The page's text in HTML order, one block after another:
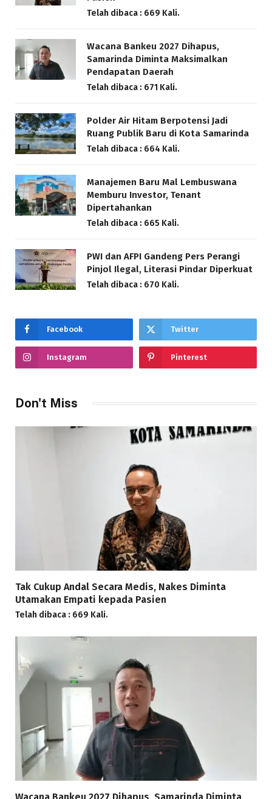
Telah dibaca : 669 Kali.
Wacana Bankeu 2027 Dihapus,
Samarinda Diminta Maksimalkan
Pendapatan Daerah
Telah dibaca : 671 Kali.
Polder Air Hitam Berpotensi Jadi
Ruang Publik Baru di Kota Samarinda
Telah dibaca : 664 Kali.
Manajemen Baru Mal Lembuswana
Memburu Investor, Tenant
Dipertahankan
Telah dibaca : 665 Kali.
PWI dan AFPI Gandeng Pers Perangi
Pinjol Ilegal, Literasi Pindar Diperkuat
Telah dibaca : 670 Kali.
Facebook Twitter
Instagram Pinterest
Don't Miss
Tak Cukup Andal Secara Medis, Nakes Diminta
Utamakan Empati kepada Pasien
Telah dibaca : 669 Kali.